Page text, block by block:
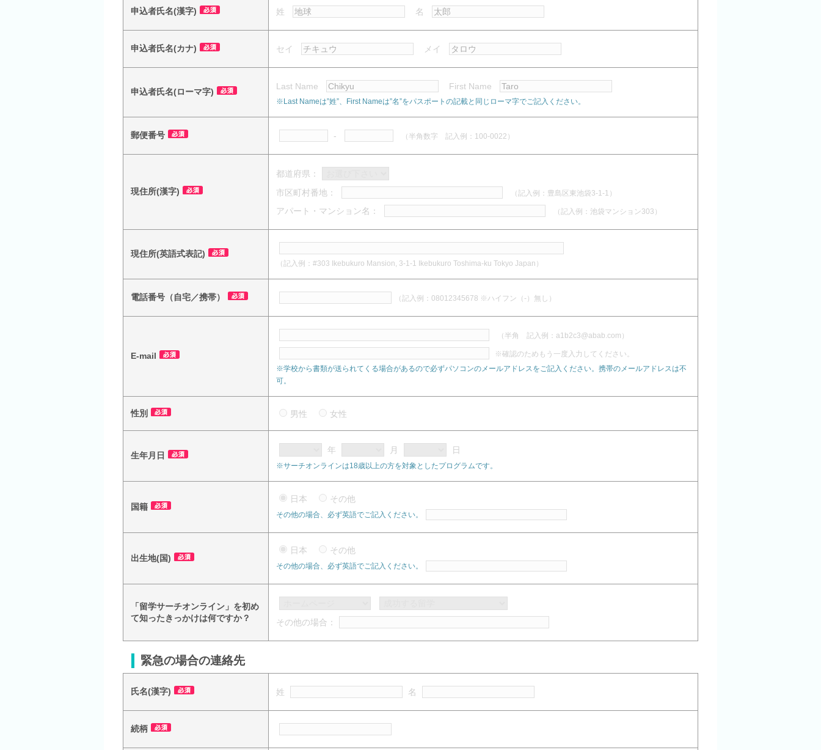
申込者氏名(漢字) 姓 名
申込者氏名(カナ) セイ メイ
申込者氏名(ローマ字)
Last Name First Name
※Last Nameは”姓”、First Nameは”名”をパスポートの記載と同じローマ字でご記入ください。
郵便番号 - （半角数字 記入例：100-0022）
現住所(漢字)
都道府県：
市区町村番地：
（記入例：豊島区東池袋3-1-1）
アパート・マンション名： （記入例：池袋マンション303）
現住所(英語式表記)
（記入例：#303 Ikebukuro Mansion, 3-1-1 Ikebukuro Toshima-ku Tokyo Japan）
電話番号（自宅／携帯） （記入例：08012345678 ※ハイフン（-）無し）
E-mail
（半角 記入例：a1b2c3@abab.com）
※確認のためもう一度入力してください。
※学校から書類が送られてくる場合があるので必ずパソコンのメールアドレスをご記入ください。携帯のメールアドレスは不
可。
性別 男性 女性
生年月日
年 月 日
※サーチオンラインは18歳以上の方を対象としたプログラムです。
国籍
日本 その他
その他の場合、必ず英語でご記入ください。
出生地(国)
日本 その他
その他の場合、必ず英語でご記入ください。
「留学サーチオンライン」を初め
て知ったきっかけは何ですか？
その他の場合：
緊急の場合の連絡先
氏名(漢字) 姓 名
続柄